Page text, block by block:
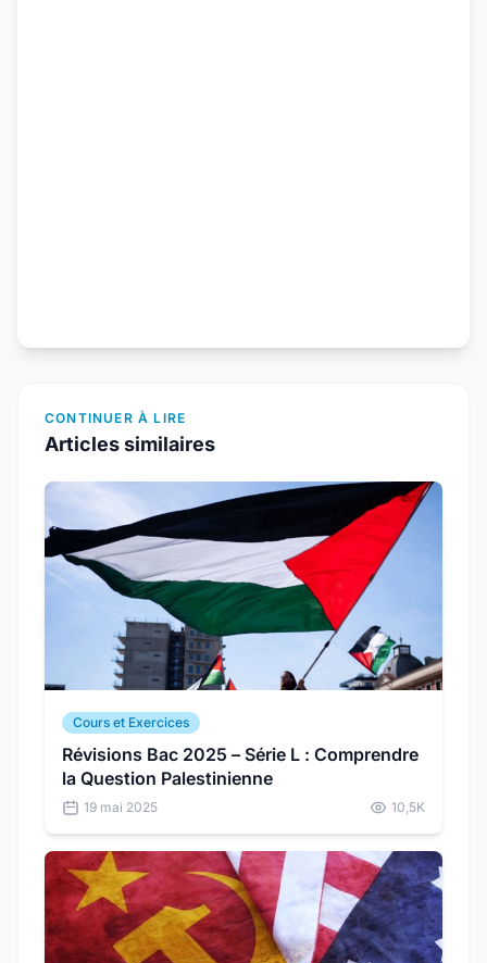
CONTINUER À LIRE
Articles similaires
Cours et Exercices
Révisions Bac 2025 – Série L : Comprendre
la Question Palestinienne
19 mai 2025 10,5K